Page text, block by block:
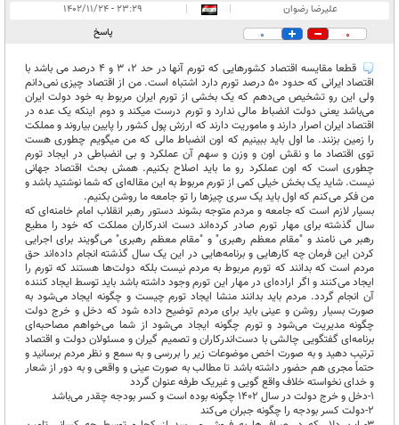
علیرضا رضوان |
|
۲۳:۲۹ - ۱۴۰۲/۱۱/۲۴
0
0 پاسخ
قطعا مقایسه اقتصاد کشورهایی که تورم آنها در حد 2، 3 و 4 درصد می باشد با
اقتصاد ایرانی که حدود 50 درصد تورم دارد اشتباه است. من از اقتصاد چیزی نمی‌دانم
ولی این رو تشخیص می‌دهم که یک بخشی از تورم ایران مربوط به خود دولت ایران
می‌باشد یعنی دولت انضباط مالی ندارد و تورم درست میکند و دوم اینکه یک عده در
اقتصاد ایران اصرار دارند و ماموریت دارند که ارزش پول کشور را پایین بیاروند و مملکت
را زمین بزنند. ما اول باید ببینیم که اون انضباط مالی که من میگویم چطوری هست
توی اقتصاد ما و نقش اون و وزن و سهم آن عملکرد و بی انضباطی در ایجاد تورم
چطوری است که اون عملکرد رو ما باید اصلاح بکنیم. همش بحث اقتصاد جهانی
نیست. شاید یک بخش خیلی کمی از تورم مربوط به این مقاله‌ای که شما نوشتید باشد و
من فکر می‌کنم که اول باید یک سری چیزها را تو جامعه ما روشن بکنیم.
بسیار لازم است که جامعه و مردم متوجه بشوند دستور رهبر انقلاب امام خامنه‌ای که
سال گذشته برای مهار تورم صادر کرده‌اند دست اندرکاران مملکت که خود را مطیع
رهبر می نامند و "مقام معظم رهبری" و "مقام معظم رهبری" می‌گویند برای اجرایی
کردن این فرمان چه کارهایی و برنامه‌هایی در این یک سال گذشته انجام داده‌اند حق
مردم است که بدانند که تورم مربوط به مردم نیست بلکه دولت‌ها هستند که تورم را
ایجاد می‌کنند و اگر اراده‌ای در مهار این تورم وجود داشته باشد باید توسط ایجاد کننده
آن انجام گردد. مردم باید بدانند منشا ایجاد تورم چیست و چگونه ایجاد می‌شود به
صورت بسیار روشن و عینی باید برای مردم توضیح داده شود که دخل و خرج دولت
چگونه مدیریت می‌شود و تورم چگونه ایجاد می‌شود از شما می‌خواهم مصاحبه‌ای
برنامه‌ای گفتگویی چالشی با دست‌اندرکاران و تصمیم گیران و مسئولان دولت و اقتصاد
ترتیب دهید و به صورت اخص موضوعات زیر را بررسی و به سمع و نظر مردم برسانید و
حتماً مجری هم حضور داشته باشد تا مطالب به صورت عینی و واقعی و به دور از شعار
و خدای نخواسته خلاف واقع گویی و غیریک طرفه عنوان گردد
1-دخل و خرج دولت در سال ۱۴۰۲ چگونه بوده است و کسر بودجه چقدر می‌باشد
2-دولت کسر بودجه را چگونه جبران می‌کند